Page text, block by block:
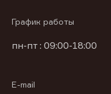
График работы
пн-пт : 09:00-18:00
E-mail